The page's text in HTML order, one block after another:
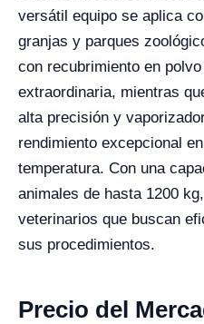
versátil equipo se aplica
granjas y parques
con recubrimiento en
extraordinaria, mientras
alta precisión y
rendimiento excepcional
temperatura. Con una
animales de hasta 1200
veterinarios que buscan
sus procedimientos.
Precio del